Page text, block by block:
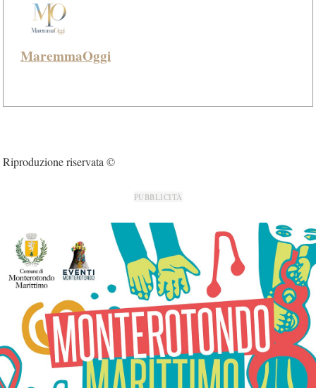
MaremmaOggi
Riproduzione riservata ©
PUBBLICITÀ